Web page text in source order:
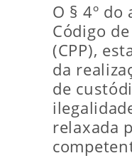
O § 4º
Código
(CPP),
da
de
relaxada